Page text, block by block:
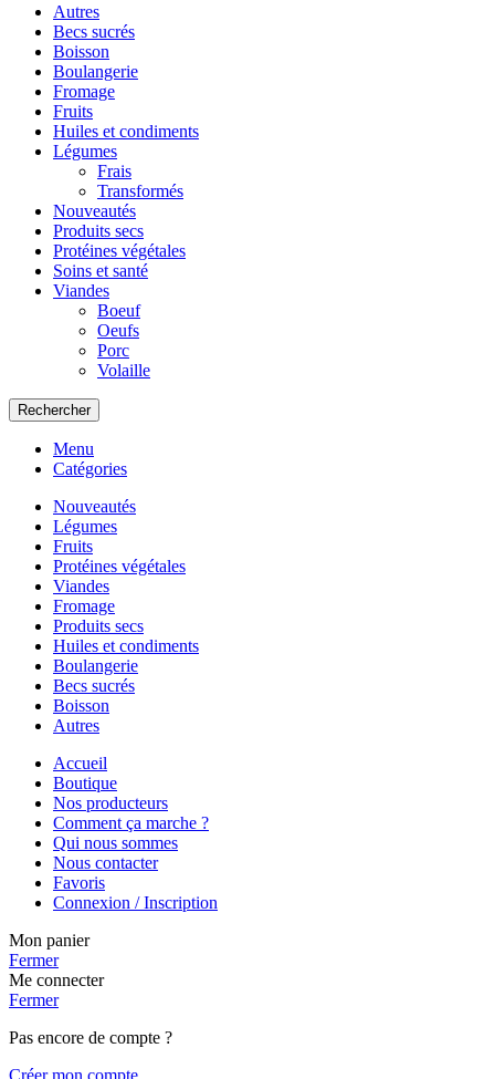
Autres
Becs sucrés
Boisson
Boulangerie
Fromage
Fruits
Huiles et condiments
Légumes
Frais
Transformés
Nouveautés
Produits secs
Protéines végétales
Soins et santé
Viandes
Boeuf
Oeufs
Porc
Volaille
Rechercher
Menu
Catégories
Nouveautés
Légumes
Fruits
Protéines végétales
Viandes
Fromage
Produits secs
Huiles et condiments
Boulangerie
Becs sucrés
Boisson
Autres
Accueil
Boutique
Nos producteurs
Comment ça marche ?
Qui nous sommes
Nous contacter
Favoris
Connexion / Inscription
Mon panier
Fermer
Me connecter
Fermer
Pas encore de compte ?
Créer mon compte